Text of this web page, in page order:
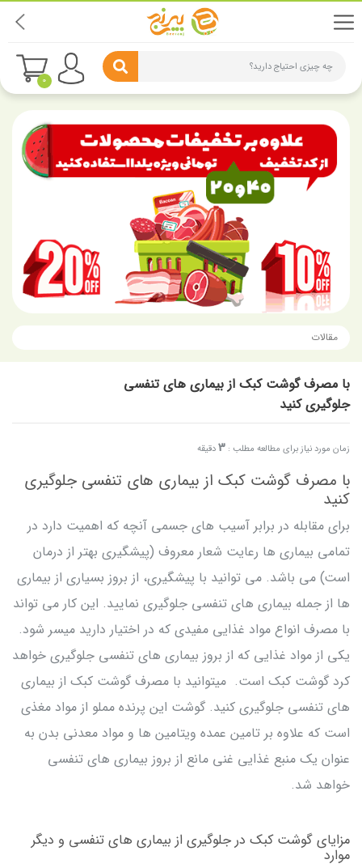
چه چیزی احتیاج دارید؟
0
مقالات
با مصرف گوشت کبک از بیماری های تنفسی
جلوگیری کنید
زمان مورد نیاز برای مطالعه مطلب : 3دقیقه
با مصرف گوشت کبک از بیماری های تنفسی جلوگیری
کنید
برای مقابله در برابر آسیب های جسمی آنچه که اهمیت دارد در
تمامی بیماری ها رعایت شعار معروف (پیشگیری بهتر از درمان
است) می باشد. می توانید با پیشگیری، از بروز بسیاری از بیماری
ها از جمله بیماری های تنفسی جلوگیری نمایید. این کار می تواند
با مصرف انواع مواد غذایی مفیدی که در اختیار دارید میسر شود.
یکی از مواد غذایی که از بروز بیماری های تنفسی جلوگیری خواهد
کرد گوشت کبک است. میتوانید با مصرف گوشت کبک از بیماری
های تنفسی جلوگیری کنید. گوشت این پرنده مملو از مواد مغذی
است که علاوه بر تامین عمده ویتامین ها و مواد معدنی بدن به
عنوان یک منبع غذایی غنی مانع از بروز بیماری های تنفسی
خواهد شد.
مزایای گوشت کبک در جلوگیری از بیماری های تنفسی و دیگر
موارد